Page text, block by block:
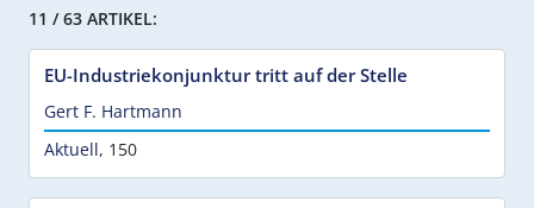
11 / 63 ARTIKEL:
EU-Industriekonjunktur tritt auf der Stelle
Gert F. Hartmann
Aktuell, 150